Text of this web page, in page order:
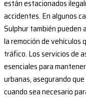
están estacionados
accidentes. En algunos
Sulphur también pueden
la remoción de vehículos
tráfico. Los servicios de
esenciales para
urbanas, asegurando
cuando sea necesario